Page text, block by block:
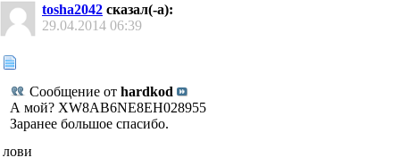
tosha2042 сказал(-а):
29.04.2014 06:39
Сообщение от hardkod
А мой? XW8AB6NE8EH028955
Заранее большое спасибо.
лови